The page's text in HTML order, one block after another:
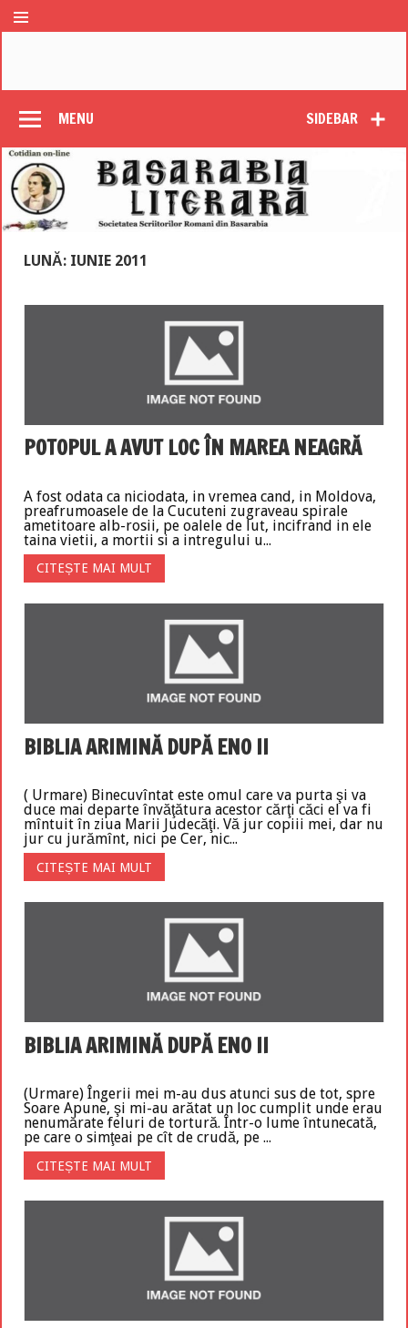
SIDEBAR
MENU
LUNĂ: IUNIE 2011
POTOPUL A AVUT LOC ÎN MAREA NEAGRĂ
A fost odata ca niciodata, in vremea cand, in Moldova,
preafrumoasele de la Cucuteni zugraveau spirale
ametitoare alb-rosii, pe oalele de lut, incifrand in ele
taina vietii, a mortii si a intregului u...
CITEȘTE MAI MULT
BIBLIA ARIMINĂ DUPĂ ENO II
( Urmare) Binecuvîntat este omul care va purta şi va
duce mai departe învăţătura acestor cărţi căci el va fi
mîntuit în ziua Marii Judecăţi. Vă jur copiii mei, dar nu
jur cu jurămînt, nici pe Cer, nic...
CITEȘTE MAI MULT
BIBLIA ARIMINĂ DUPĂ ENO II
(Urmare) Îngerii mei m-au dus atunci sus de tot, spre
Soare Apune, şi mi-au arătat un loc cumplit unde erau
nenumărate feluri de tortură. Într-o lume întunecată,
pe care o simţeai pe cît de crudă, pe ...
CITEȘTE MAI MULT